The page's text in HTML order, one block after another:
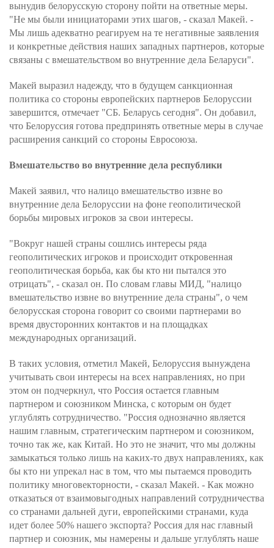
вынудив белорусскую сторону пойти на ответные меры.
"Не мы были инициаторами этих шагов, - сказал Макей. -
Мы лишь адекватно реагируем на те негативные заявления
и конкретные действия наших западных партнеров, которые
связаны с вмешательством во внутренние дела Беларуси".
Макей выразил надежду, что в будущем санкционная
политика со стороны европейских партнеров Белоруссии
завершится, отмечает "СБ. Беларусь сегодня". Он добавил,
что Белоруссия готова предпринять ответные меры в случае
расширения санкций со стороны Евросоюза.
Вмешательство во внутренние дела республики
Макей заявил, что налицо вмешательство извне во
внутренние дела Белоруссии на фоне геополитической
борьбы мировых игроков за свои интересы.
"Вокруг нашей страны сошлись интересы ряда
геополитических игроков и происходит откровенная
геополитическая борьба, как бы кто ни пытался это
отрицать", - сказал он. По словам главы МИД, "налицо
вмешательство извне во внутренние дела страны", о чем
белорусская сторона говорит со своими партнерами во
время двусторонних контактов и на площадках
международных организаций.
В таких условия, отметил Макей, Белоруссия вынуждена
учитывать свои интересы на всех направлениях, но при
этом он подчеркнул, что Россия остается главным
партнером и союзником Минска, с которым он будет
углублять сотрудничество. "Россия однозначно является
нашим главным, стратегическим партнером и союзником,
точно так же, как Китай. Но это не значит, что мы должны
замыкаться только лишь на каких-то двух направлениях, как
бы кто ни упрекал нас в том, что мы пытаемся проводить
политику многовекторности, - сказал Макей. - Как можно
отказаться от взаимовыгодных направлений сотрудничества
со странами дальней дуги, европейскими странами, куда
идет более 50% нашего экспорта? Россия для нас главный
партнер и союзник, мы намерены и дальше углублять наше